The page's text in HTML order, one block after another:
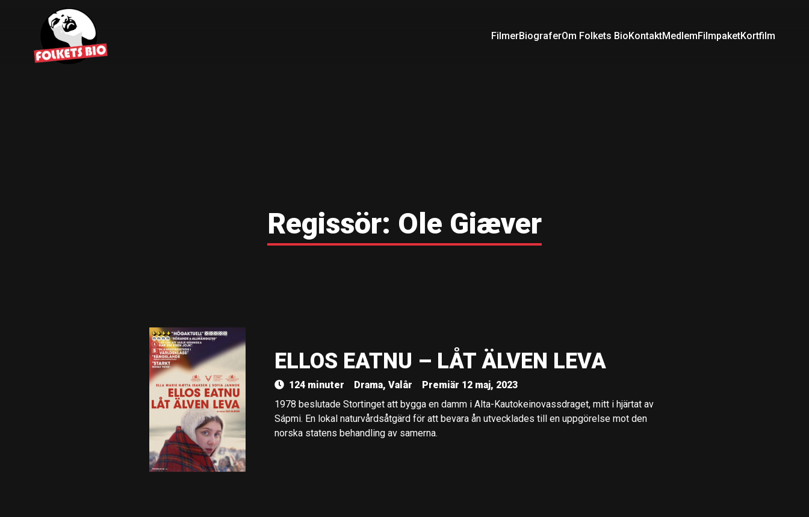
FilmerBiograferOm Folkets BioKontaktMedlemFilmpaketKortfilm
Regissör: Ole Giæver
ELLOS EATNU – LÅT ÄLVEN LEVA
124 minuter Drama, Valår
Premiär 12 maj, 2023
1978 beslutade Stortinget att bygga en damm i Alta-Kautokeinovassdraget, mitt i hjärtat av
Sápmi. En lokal naturvårdsåtgärd för att bevara ån utvecklades till en uppgörelse mot den
norska statens behandling av samerna.